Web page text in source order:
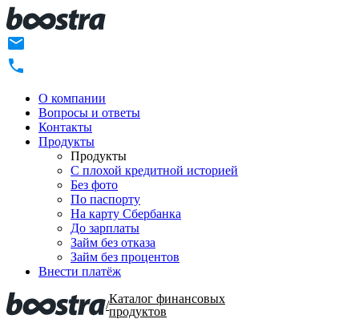
О компании
Вопросы и ответы
Контакты
Продукты
Продукты
C плохой кредитной историей
Без фото
По паспорту
На карту Сбербанка
До зарплаты
Займ без отказа
Займ без процентов
Внести платёж
/Каталог финансовых
продуктов